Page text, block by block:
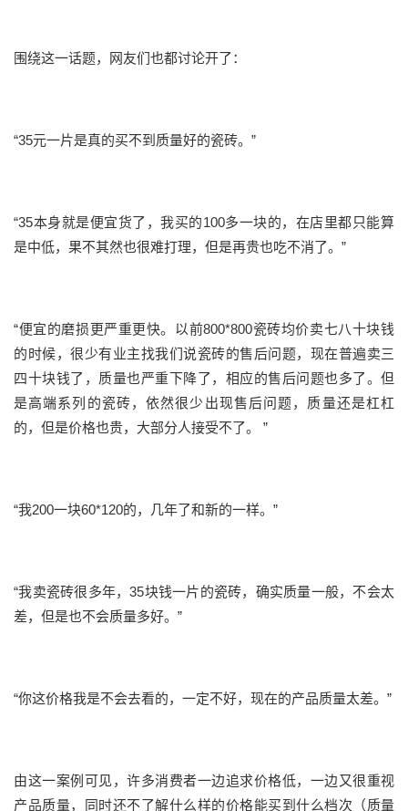
围绕这一话题，网友们也都讨论开了：
“35元一片是真的买不到质量好的瓷砖。”
“35本身就是便宜货了，我买的100多一块的，在店里都只能算
是中低，果不其然也很难打理，但是再贵也吃不消了。”
“便宜的磨损更严重更快。以前800*800瓷砖均价卖七八十块钱
的时候，很少有业主找我们说瓷砖的售后问题，现在普遍卖三
四十块钱了，质量也严重下降了，相应的售后问题也多了。但
是高端系列的瓷砖，依然很少出现售后问题，质量还是杠杠
的，但是价格也贵，大部分人接受不了。 ”
“我200一块60*120的，几年了和新的一样。”
“我卖瓷砖很多年，35块钱一片的瓷砖，确实质量一般，不会太
差，但是也不会质量多好。”
“你这价格我是不会去看的，一定不好，现在的产品质量太差。”
由这一案例可见，许多消费者一边追求价格低，一边又很重视
产品质量，同时还不了解什么样的价格能买到什么档次（质量